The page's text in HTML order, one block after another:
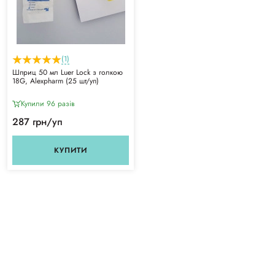
(1)
Шприц 50 мл Luer Lock з голкою
18G, Alexpharm (25 шт/уп)
Купили 96 разiв
287 грн/уп
КУПИТИ